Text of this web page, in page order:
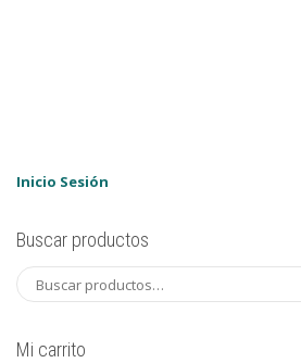
Inicio Sesión
Buscar productos
Mi carrito